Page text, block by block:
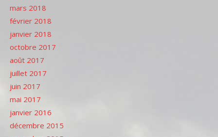
mars 2018
février 2018
janvier 2018
octobre 2017
août 2017
juillet 2017
juin 2017
mai 2017
janvier 2016
décembre 2015